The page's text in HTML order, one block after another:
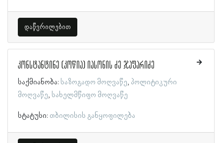
დაწვრილებით
კონსტანტინე (კოწია) იასონის ძე ჯაფარიძე
საქმიანობა: საზოგადო მოღვაწე პოლიტიკური
მოღვაწე სახელმწიფო მოღვაწე
სტატუსი: თბილისის განყოფილება